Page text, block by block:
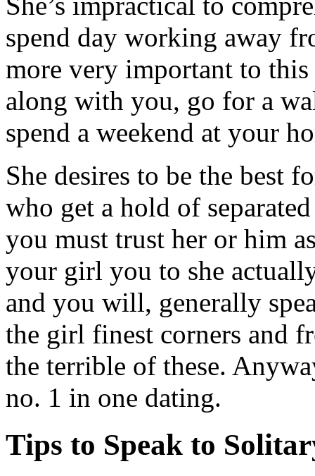
spend day working away
more very important to
along with you, go for a
spend a weekend at your
She desires to be the best
who get a hold of
you must trust her or him
your girl you to she
and you will, generally
the girl finest corners and
the terrible of these.
no. 1 in one dating.
Tips to Speak to